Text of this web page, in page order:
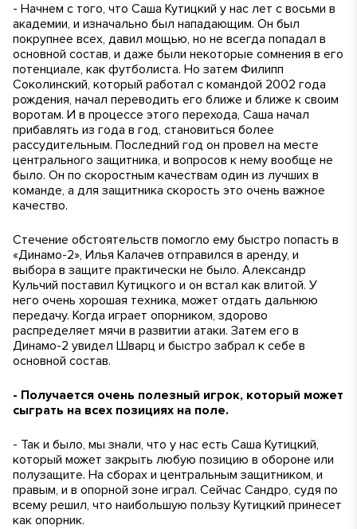
- Начнем с того, что Саша Кутицкий у нас лет с восьми в
академии, и изначально был нападающим. Он был
покрупнее всех, давил мощью, но не всегда попадал в
основной состав, и даже были некоторые сомнения в его
потенциале, как футболиста. Но затем Филипп
Соколинский, который работал с командой 2002 года
рождения, начал переводить его ближе и ближе к своим
воротам. И в процессе этого перехода, Саша начал
прибавлять из года в год, становиться более
рассудительным. Последний год он провел на месте
центрального защитника, и вопросов к нему вообще не
было. Он по скоростным качествам один из лучших в
команде, а для защитника скорость это очень важное
качество.
Стечение обстоятельств помогло ему быстро попасть в
«Динамо-2», Илья Калачев отправился в аренду, и
выбора в защите практически не было. Александр
Кульчий поставил Кутицкого и он встал как влитой. У
него очень хорошая техника, может отдать дальнюю
передачу. Когда играет опорником, здорово
распределяет мячи в развитии атаки. Затем его в
Динамо-2 увидел Шварц и быстро забрал к себе в
основной состав.
- Получается очень полезный игрок, который может
сыграть на всех позициях на поле.
- Так и было, мы знали, что у нас есть Саша Кутицкий,
который может закрыть любую позицию в обороне или
полузащите. На сборах и центральным защитником, и
правым, и в опорной зоне играл. Сейчас Сандро, судя по
всему решил, что наибольшую пользу Кутицкий принесет
как опорник.